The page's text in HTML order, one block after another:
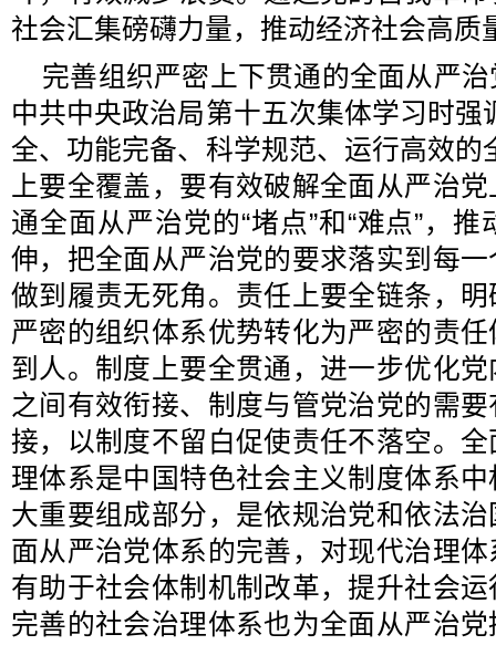
社会汇集磅礴力量，推动经济社会高质
完善组织严密上下贯通的全面从严
中共中央政治局第十五次集体学习时强
全、功能完备、科学规范、运行高效的
上要全覆盖，要有效破解全面从严治
通全面从严治党的“堵点”和“难点”，
伸，把全面从严治党的要求落实到每
做到履责无死角。责任上要全链条，
严密的组织体系优势转化为严密的责
到人。制度上要全贯通，进一步优化
之间有效衔接、制度与管党治党的需
接，以制度不留白促使责任不落空。
理体系是中国特色社会主义制度体系
大重要组成部分，是依规治党和依法
面从严治党体系的完善，对现代治理
有助于社会体制机制改革，提升社会
完善的社会治理体系也为全面从严治